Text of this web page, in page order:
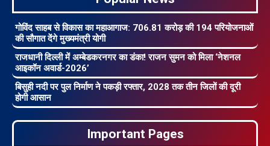
गोविंद साहब से विकास का महाआगाज: 706.81 करोड़ की 194 परियोजनाओं
की सौगात देंगे मुख्यमंत्री योगी
राजधानी दिल्ली में अम्बेडकरनगर का डंका! राजन सुमन को मिला ‘नेशनल
आइकॉन अवार्ड-2026’
बिसुही नदी पर पुल निर्माण ने पकड़ी रफ्तार, 2028 तक तीन जिलों की दूरी
होगी आसान
Important Pages